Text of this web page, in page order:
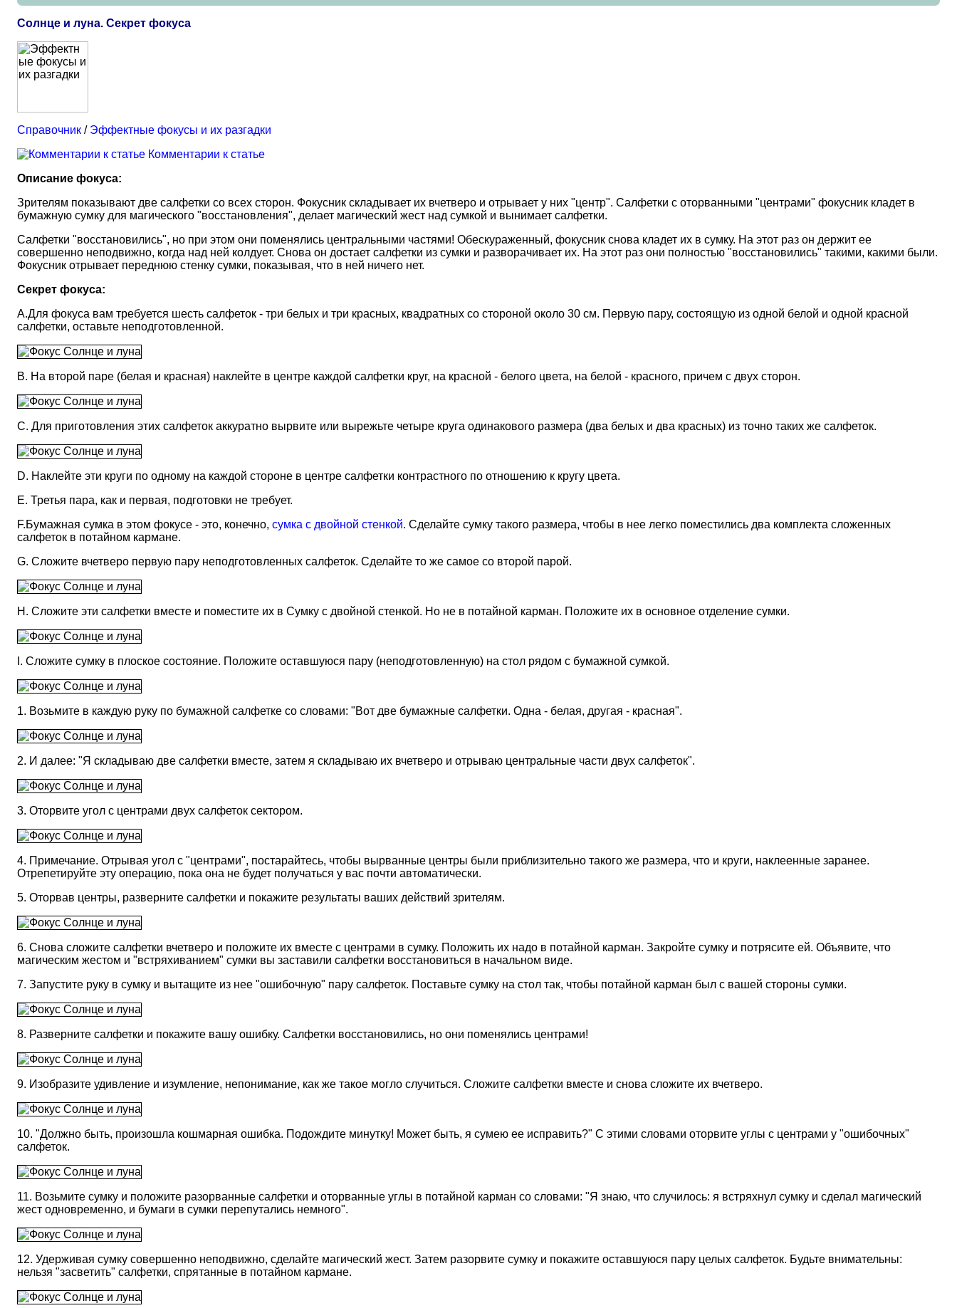
Солнце и луна. Секрет фокуса
Справочник / Эффектные фокусы и их разгадки
Комментарии к статье
Описание фокуса:
Зрителям показывают две салфетки со всех сторон. Фокусник складывает их вчетверо и отрывает у них "центр". Салфетки с оторванными "центрами" фокусник кладет в
бумажную сумку для магического "восстановления", делает магический жест над сумкой и вынимает салфетки.
Салфетки "восстановились", но при этом они поменялись центральными частями! Обескураженный, фокусник снова кладет их в сумку. На этот раз он держит ее
совершенно неподвижно, когда над ней колдует. Снова он достает салфетки из сумки и разворачивает их. На этот раз они полностью "восстановились" такими, какими были.
Фокусник отрывает переднюю стенку сумки, показывая, что в ней ничего нет.
Секрет фокуса:
А.Для фокуса вам требуется шесть салфеток - три белых и три красных, квадратных со стороной около 30 см. Первую пару, состоящую из одной белой и одной красной
салфетки, оставьте неподготовленной.
В. На второй паре (белая и красная) наклейте в центре каждой салфетки круг, на красной - белого цвета, на белой - красного, причем с двух сторон.
С. Для приготовления этих салфеток аккуратно вырвите или вырежьте четыре круга одинакового размера (два белых и два красных) из точно таких же салфеток.
D. Наклейте эти круги по одному на каждой стороне в центре салфетки контрастного по отношению к кругу цвета.
Е. Третья пара, как и первая, подготовки не требует.
F.Бумажная сумка в этом фокусе - это, конечно, сумка с двойной стенкой. Сделайте сумку такого размера, чтобы в нее легко поместились два комплекта сложенных
салфеток в потайном кармане.
G. Сложите вчетверо первую пару неподготовленных салфеток. Сделайте то же самое со второй парой.
H. Сложите эти салфетки вместе и поместите их в Сумку с двойной стенкой. Но не в потайной карман. Положите их в основное отделение сумки.
I. Сложите сумку в плоское состояние. Положите оставшуюся пару (неподготовленную) на стол рядом с бумажной сумкой.
1. Возьмите в каждую руку по бумажной салфетке со словами: "Вот две бумажные салфетки. Одна - белая, другая - красная".
2. И далее: "Я складываю две салфетки вместе, затем я складываю их вчетверо и отрываю центральные части двух салфеток".
3. Оторвите угол с центрами двух салфеток сектором.
4. Примечание. Отрывая угол с "центрами", постарайтесь, чтобы вырванные центры были приблизительно такого же размера, что и круги, наклеенные заранее.
Отрепетируйте эту операцию, пока она не будет получаться у вас почти автоматически.
5. Оторвав центры, разверните салфетки и покажите результаты ваших действий зрителям.
6. Снова сложите салфетки вчетверо и положите их вместе с центрами в сумку. Положить их надо в потайной карман. Закройте сумку и потрясите ей. Объявите, что
магическим жестом и "встряхиванием" сумки вы заставили салфетки восстановиться в начальном виде.
7. Запустите руку в сумку и вытащите из нее "ошибочную" пару салфеток. Поставьте сумку на стол так, чтобы потайной карман был с вашей стороны сумки.
8. Разверните салфетки и покажите вашу ошибку. Салфетки восстановились, но они поменялись центрами!
9. Изобразите удивление и изумление, непонимание, как же такое могло случиться. Сложите салфетки вместе и снова сложите их вчетверо.
10. "Должно быть, произошла кошмарная ошибка. Подождите минутку! Может быть, я сумею ее исправить?" С этими словами оторвите углы с центрами у "ошибочных"
салфеток.
11. Возьмите сумку и положите разорванные салфетки и оторванные углы в потайной карман со словами: "Я знаю, что случилось: я встряхнул сумку и сделал магический
жест одновременно, и бумаги в сумки перепутались немного".
12. Удерживая сумку совершенно неподвижно, сделайте магический жест. Затем разорвите сумку и покажите оставшуюся пару целых салфеток. Будьте внимательны:
нельзя "засветить" салфетки, спрятанные в потайном кармане.